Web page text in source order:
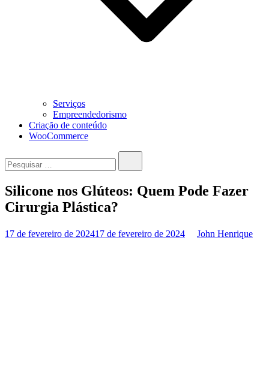
Serviços
Empreendedorismo
Criação de conteúdo
WooCommerce
Silicone nos Glúteos: Quem Pode Fazer
Cirurgia Plástica?
17 de fevereiro de 202417 de fevereiro de 2024 John Henrique